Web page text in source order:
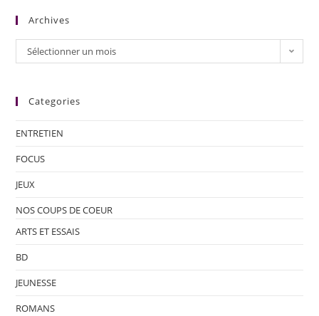
Archives
Sélectionner un mois
Categories
ENTRETIEN
FOCUS
JEUX
NOS COUPS DE COEUR
ARTS ET ESSAIS
BD
JEUNESSE
ROMANS